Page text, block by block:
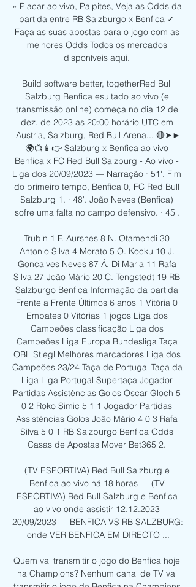
» Placar ao vivo, Palpites, Veja as Odds da
partida entre RB Salzburgo x Benfica ✓
Faça as suas apostas para o jogo com as
melhores Odds Todos os mercados
disponíveis aqui.
Build software better, togetherRed Bull
Salzburg Benfica esultado ao vivo (e
transmissão online) começa no dia 12 de
dez. de 2023 as 20:00 horário UTC em
Austria, Salzburg, Red Bull Arena... 🔴➤►
🌍📺📱👉 Salzburg x Benfica ao vivo
Benfica x FC Red Bull Salzburg - Ao vivo -
Liga dos 20/09/2023 — Narração · 51'. Fim
do primeiro tempo, Benfica 0, FC Red Bull
Salzburg 1. · 48'. João Neves (Benfica)
sofre uma falta no campo defensivo. · 45'.
Trubin 1 F. Aursnes 8 N. Otamendi 30
Antonio Silva 4 Morato 5 O. Kocku 10 J.
Goncalves Neves 87 Á. Di Maria 11 Rafa
Silva 27 João Mário 20 C. Tengstedt 19 RB
Salzburgo Benfica Informação da partida
Frente a Frente Últimos 6 anos 1 Vitória 0
Empates 0 Vitórias 1 jogos Liga dos
Campeões classificação Liga dos
Campeões Liga Europa Bundesliga Taça
OBL Stiegl Melhores marcadores Liga dos
Campeões 23/24 Taça de Portugal Taça da
Liga Liga Portugal Supertaça Jogador
Partidas Assistências Golos Oscar Gloch 5
0 2 Roko Simic 5 1 1 Jogador Partidas
Assistências Golos João Mário 4 0 3 Rafa
Silva 5 0 1 RB Salzburgo Benfica Odds
Casas de Apostas Mover Bet365 2.
(TV ESPORTIVA) Red Bull Salzburg e
Benfica ao vivo há 18 horas — (TV
ESPORTIVA) Red Bull Salzburg e Benfica
ao vivo onde assistir 12.12.2023
20/09/2023 — BENFICA VS RB SALZBURG:
onde VER BENFICA EM DIRECTO ...
Quem vai transmitir o jogo do Benfica hoje
na Champions? Nenhum canal de TV vai